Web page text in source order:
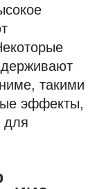
такими
эффекты,
для